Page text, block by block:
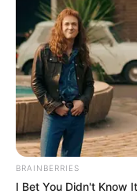
BRAINBERRIES
I Bet You Didn't Know